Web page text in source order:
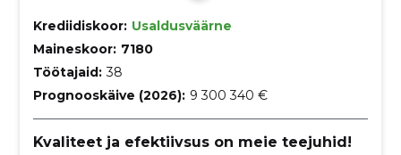
Krediidiskoor: Usaldusväärne
Maineskoor: 7180
Töötajaid: 38
Prognooskäive (2026): 9 300 340 €
Kvaliteet ja efektiivsus on meie teejuhid!